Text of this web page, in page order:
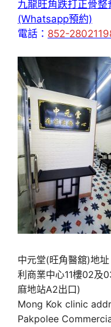
九龍旺角跌打正骨
(Whatsapp預約)
電話： 852-
中元堂(旺角醫舘)地
利商業中心11樓02及
麻地站A2出口)
Mong Kok clinic
Pakpolee